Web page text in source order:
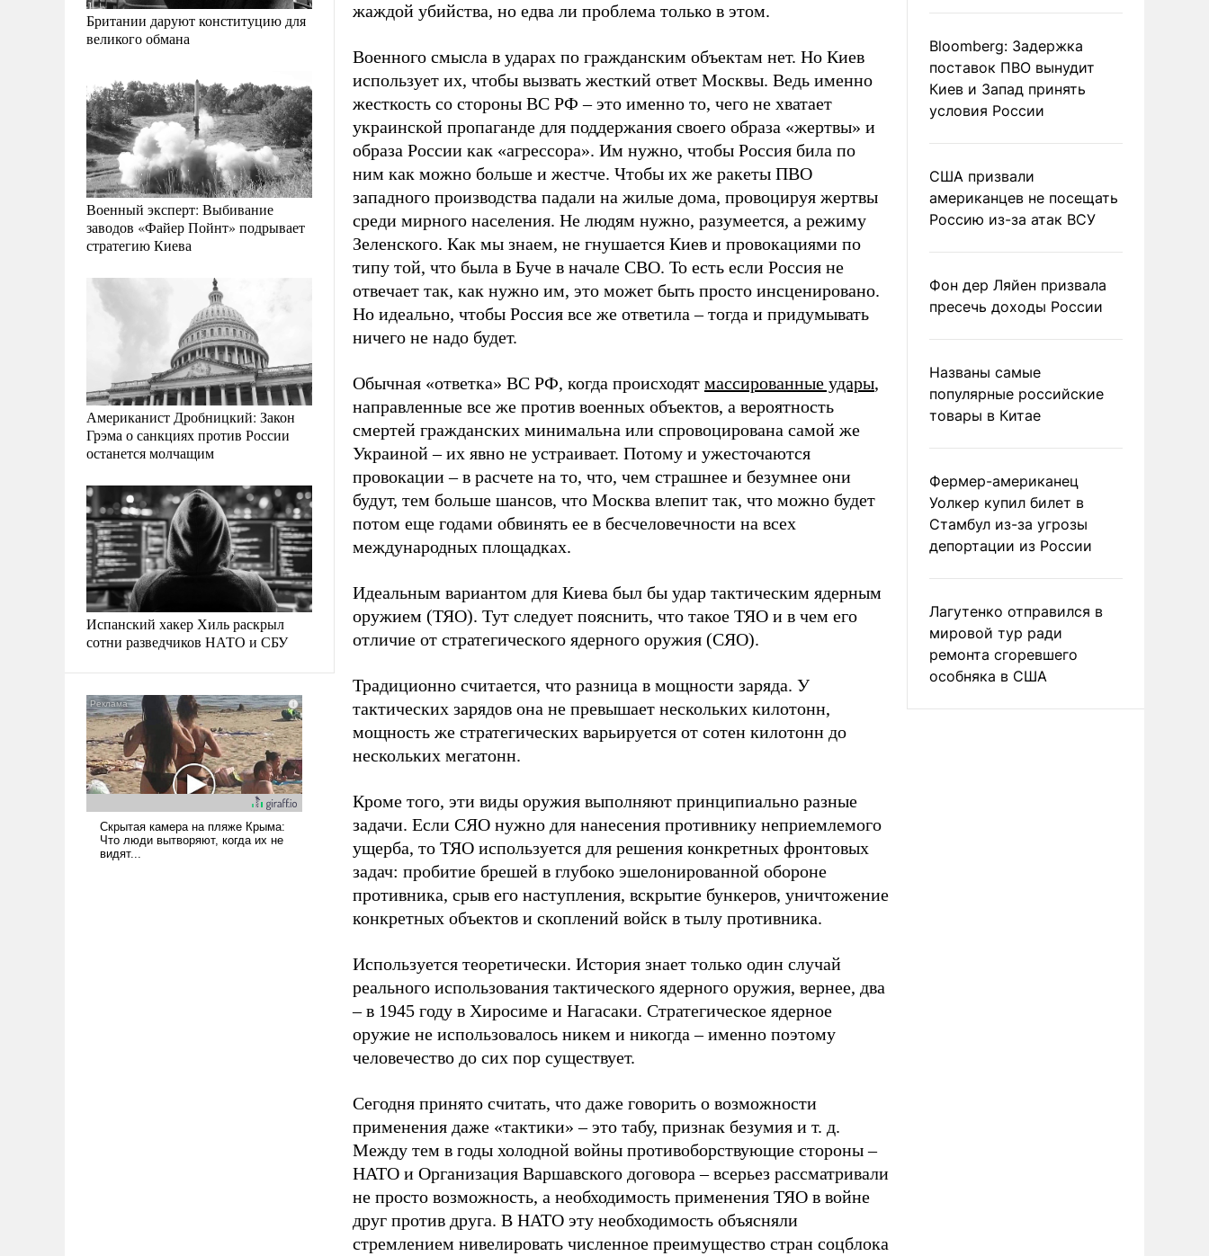
Британии даруют конституцию для
великого обмана
Военный эксперт: Выбивание
заводов «Файер Пойнт» подрывает
стратегию Киева
Американист Дробницкий: Закон
Грэма о санкциях против России
останется молчащим
Испанский хакер Хиль раскрыл
сотни разведчиков НАТО и СБУ
жаждой убийства, но едва ли проблема только в этом.
Военного смысла в ударах по гражданским объектам нет. Но Киев
использует их, чтобы вызвать жесткий ответ Москвы. Ведь именно
жесткость со стороны ВС РФ – это именно то, чего не хватает
украинской пропаганде для поддержания своего образа «жертвы» и
образа России как «агрессора». Им нужно, чтобы Россия била по
ним как можно больше и жестче. Чтобы их же ракеты ПВО
западного производства падали на жилые дома, провоцируя жертвы
среди мирного населения. Не людям нужно, разумеется, а режиму
Зеленского. Как мы знаем, не гнушается Киев и провокациями по
типу той, что была в Буче в начале СВО. То есть если Россия не
отвечает так, как нужно им, это может быть просто инсценировано.
Но идеально, чтобы Россия все же ответила – тогда и придумывать
ничего не надо будет.
Обычная «ответка» ВС РФ, когда происходят массированные удары,
направленные все же против военных объектов, а вероятность
смертей гражданских минимальна или спровоцирована самой же
Украиной – их явно не устраивает. Потому и ужесточаются
провокации – в расчете на то, что, чем страшнее и безумнее они
будут, тем больше шансов, что Москва влепит так, что можно будет
потом еще годами обвинять ее в бесчеловечности на всех
международных площадках.
Идеальным вариантом для Киева был бы удар тактическим ядерным
оружием (ТЯО). Тут следует пояснить, что такое ТЯО и в чем его
отличие от стратегического ядерного оружия (СЯО).
Традиционно считается, что разница в мощности заряда. У
тактических зарядов она не превышает нескольких килотонн,
мощность же стратегических варьируется от сотен килотонн до
нескольких мегатонн.
Кроме того, эти виды оружия выполняют принципиально разные
задачи. Если СЯО нужно для нанесения противнику неприемлемого
ущерба, то ТЯО используется для решения конкретных фронтовых
задач: пробитие брешей в глубоко эшелонированной обороне
противника, срыв его наступления, вскрытие бункеров, уничтожение
конкретных объектов и скоплений войск в тылу противника.
Используется теоретически. История знает только один случай
реального использования тактического ядерного оружия, вернее, два
– в 1945 году в Хиросиме и Нагасаки. Стратегическое ядерное
оружие не использовалось никем и никогда – именно поэтому
человечество до сих пор существует.
Сегодня принято считать, что даже говорить о возможности
применения даже «тактики» – это табу, признак безумия и т. д.
Между тем в годы холодной войны противоборствующие стороны –
НАТО и Организация Варшавского договора – всерьез рассматривали
не просто возможность, а необходимость применения ТЯО в войне
друг против друга. В НАТО эту необходимость объясняли
стремлением нивелировать численное преимущество стран соцблока
Bloomberg: Задержка
поставок ПВО вынудит
Киев и Запад принять
условия России
США призвали
американцев не посещать
Россию из-за атак ВСУ
Фон дер Ляйен призвала
пресечь доходы России
Названы самые
популярные российские
товары в Китае
Фермер-американец
Уолкер купил билет в
Стамбул из-за угрозы
депортации из России
Лагутенко отправился в
мировой тур ради
ремонта сгоревшего
особняка в США